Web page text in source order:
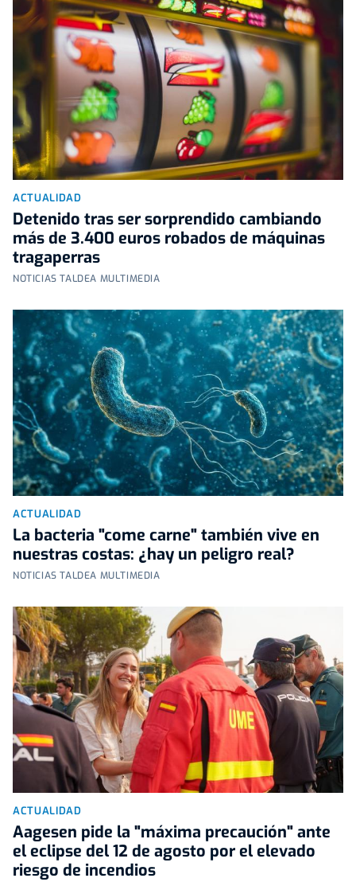
ACTUALIDAD
Detenido tras ser sorprendido cambiando
más de 3.400 euros robados de máquinas
tragaperras
NOTICIAS TALDEA MULTIMEDIA
ACTUALIDAD
La bacteria "come carne" también vive en
nuestras costas: ¿hay un peligro real?
NOTICIAS TALDEA MULTIMEDIA
ACTUALIDAD
Aagesen pide la "máxima precaución" ante
el eclipse del 12 de agosto por el elevado
riesgo de incendios